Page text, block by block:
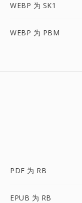
WEBP 为 SK1
WEBP 为 PBM
PDF 为 RB
EPUB 为 RB